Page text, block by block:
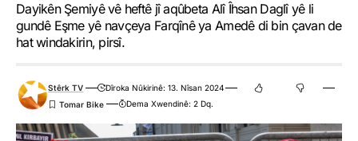
Dayikên Şemiyê vê heftê jî aqûbeta Alî Îhsan Daglî yê li
gundê Eşme yê navçeya Farqînê ya Amedê di bin çavan de
hat windakirin, pirsî.
Stêrk TV
Dîroka Nûkirinê: 13. Nîsan 2024
Dema Xwendinê: 2 Dq.